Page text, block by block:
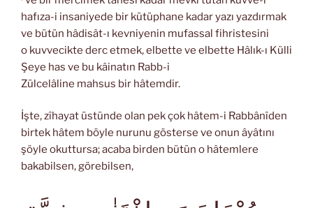
hafıza-i insaniyede bir kütüphane kadar yazı yazdırmak
ve bütün hâdisât-ı kevniyenin mufassal fihristesini
o kuvvecikte derc etmek, elbette ve elbette Hâlık-ı Külli
Şeye has ve bu kâinatın Rabb-i
Zülcelâline mahsus bir hâtemdir.
İşte, zîhayat üstünde olan pek çok hâtem-i Rabbânîden
birtek hâtem böyle nurunu gösterse ve onun âyâtını
şöyle okuttursa; acaba birden bütün o hâtemlere
bakabilsen, görebilsen,